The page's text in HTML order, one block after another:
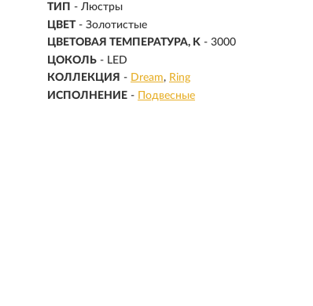
ТИП - Люстры
ЦВЕТ - Золотистые
ЦВЕТОВАЯ ТЕМПЕРАТУРА, K - 3000
ЦОКОЛЬ - LED
КОЛЛЕКЦИЯ - Dream
Ring
ИСПОЛНЕНИЕ - Подвесные